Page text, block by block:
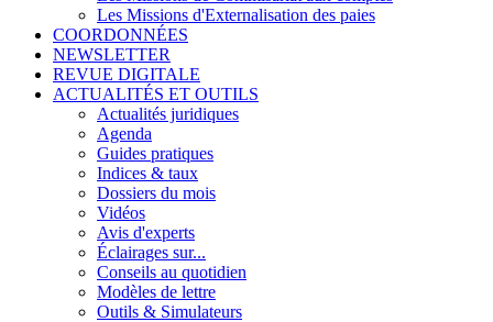
Les Missions d'Externalisation des paies
COORDONNÉES
NEWSLETTER
REVUE DIGITALE
ACTUALITÉS ET OUTILS
Actualités juridiques
Agenda
Guides pratiques
Indices & taux
Dossiers du mois
Vidéos
Avis d'experts
Éclairages sur...
Conseils au quotidien
Modèles de lettre
Outils & Simulateurs